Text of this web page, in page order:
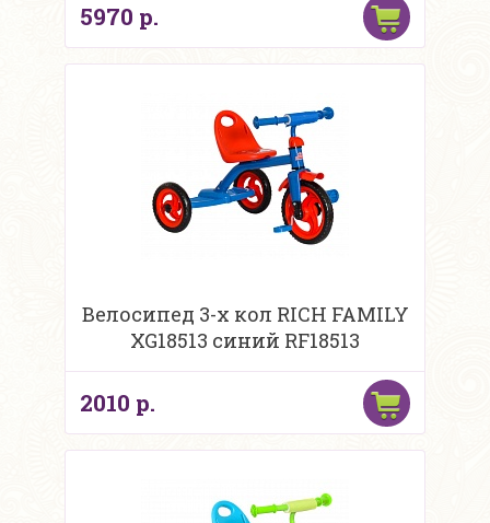
5970 р.
Велосипед 3-х кол RICH FAMILY
XG18513 синий RF18513
2010 р.